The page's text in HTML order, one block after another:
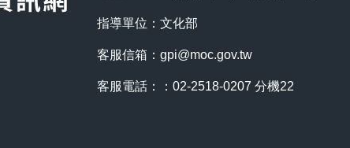
指導單位：文化部
客服信箱： gpi@moc.gov.tw
客服電話：：02-2518-0207 分機22